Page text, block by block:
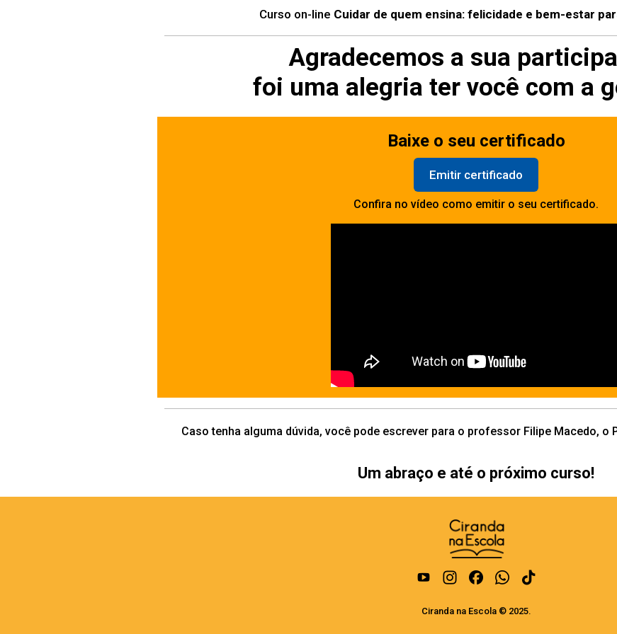
Curso on-line Cuidar de quem ensina: felicidade e bem-estar
Agradecemos a sua
foi uma alegria ter você com a
Baixe o seu certificado
Emitir certificado
Confira no vídeo como emitir o seu certificado.
Caso tenha alguma dúvida, você pode escrever para o professor Filipe Macedo, o
Um abraço e até o próximo curso!
Ciranda na Escola © 2025.